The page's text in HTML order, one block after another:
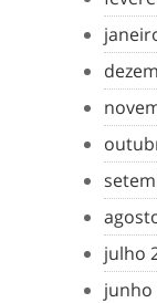
julho
junho